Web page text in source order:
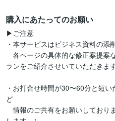
購入にあたってのお願い
▶︎ご注意
・本サービスはビジネス資料の添
各ページの具体的な修正案提案
ランをご紹介させいていただきます
・お打合せ時間が30〜60分と短
ど
情報のご共有をお願いしており